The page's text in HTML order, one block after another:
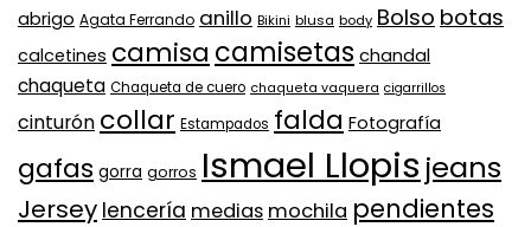
abrigo Agata Ferrando anillo Bikini blusa body Bolso botas
calcetines camisa camisetas chandal
chaqueta Chaqueta de cuero chaqueta vaquera cigarrillos
cinturón collar Estampados falda Fotografía
gafas gorra gorros Ismael Llopis jeans
Jersey lencería medias mochila pendientes